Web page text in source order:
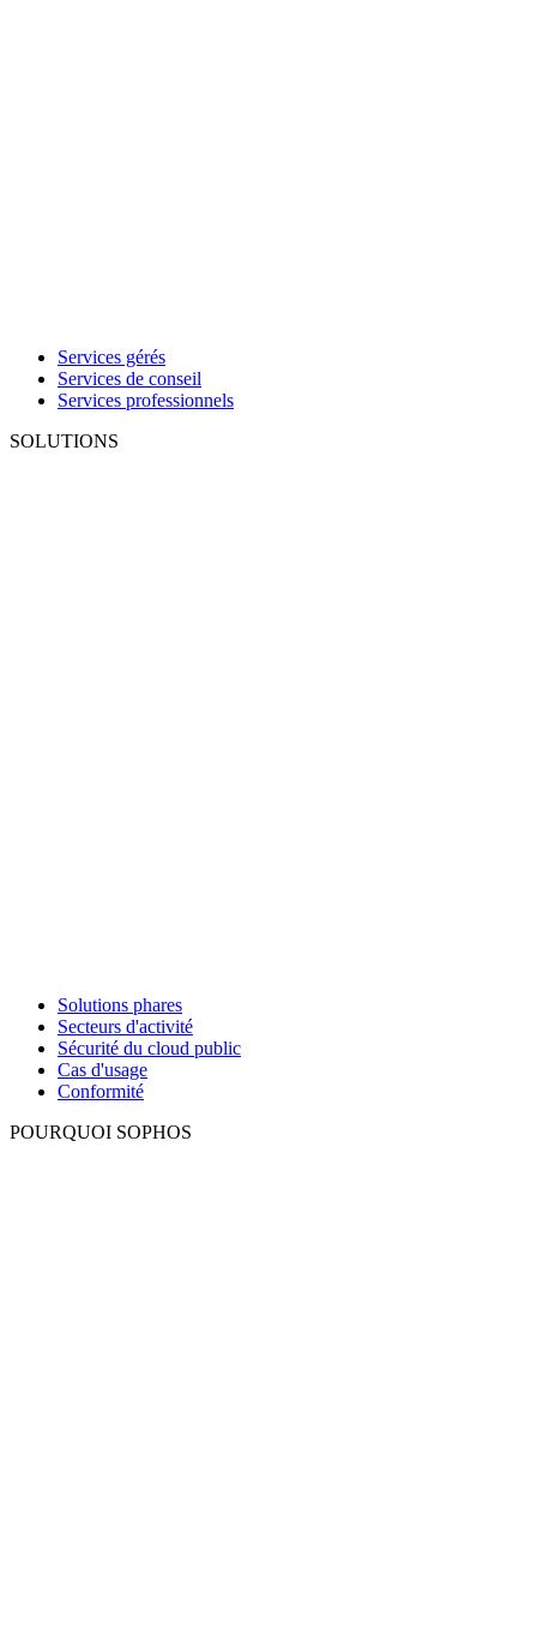
Services gérés
Services de conseil
Services professionnels
SOLUTIONS
Solutions phares
Secteurs d'activité
Sécurité du cloud public
Cas d'usage
Conformité
POURQUOI SOPHOS